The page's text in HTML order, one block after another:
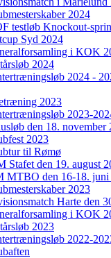
2024
testløb Knockout-
Syd 2024
i KOK
2024
2024 -
2023
2023-
den 18. november
2023
til Rømø
Stafet den 19. august
MTBO den 16-18. juni
2023
Harte den
i KOK
2023
2022-